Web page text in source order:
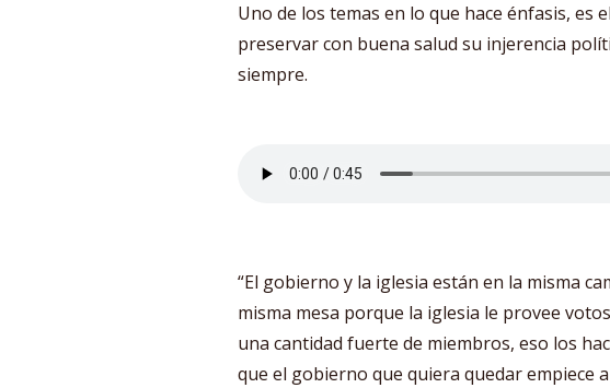
Uno de los temas en lo que hace énfasis, es
preservar con buena salud su injerencia
siempre.
“El gobierno y la iglesia están en la misma
misma mesa porque la iglesia le provee
una cantidad fuerte de miembros, eso los
que el gobierno que quiera quedar empiece